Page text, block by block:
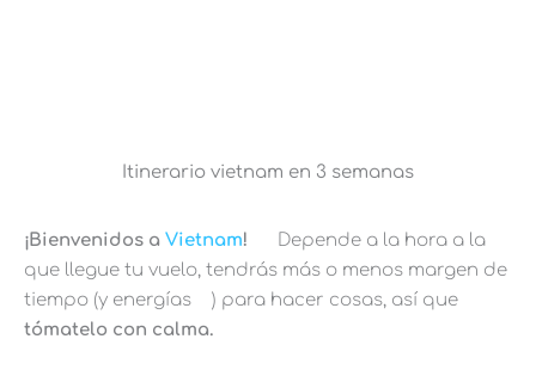
Itinerario vietnam en 3 semanas
¡Bienvenidos a Vietnam!
Depende a la hora a la
que llegue tu vuelo, tendrás más o menos margen de
tiempo (y energías
) para hacer cosas, así que
tómatelo con calma.